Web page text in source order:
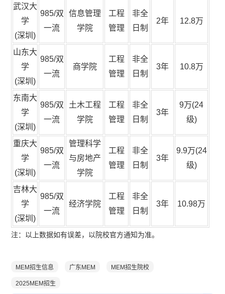
武汉大
学
(深圳)
985/双
一流
信息管理
学院
工程
管理
非全
日制
2年 12.8万
山东大
学
(深圳)
985/双
一流
商学院
工程
管理
非全
日制
3年 10.8万
东南大
学
(深圳)
985/双
一流
土木工程
学院
工程
管理
非全
日制
3年
9万(24
级)
重庆大
学
(深圳)
985/双
一流
管理科学
与房地产
学院
工程
管理
非全
日制
3年
9.9万(24
级)
吉林大
学
(深圳)
985/双
一流
经济学院
工程
管理
非全
日制
3年 10.98万
注：以上数据如有误差，以院校官方通知为准。
MEM招生信息 广东MEM MEM招生院校
2025MEM招生